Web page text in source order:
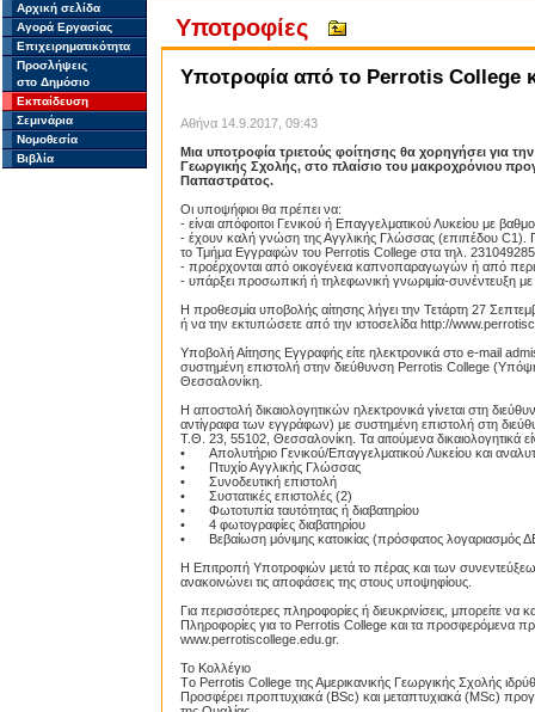
Αρχική σελίδα
Αγορά Εργασίας
Επιχειρηματικότητα
Προσλήψεις
στο Δημόσιο
Εκπαίδευση
Σεμινάρια
Νομοθεσία
Βιβλία
Υποτροφίες
Υποτροφία από το Perrotis College
Αθήνα 14.9.2017, 09:43
Mια υποτροφία τριετούς φοίτησης θα χορηγήσει για
Γεωργικής Σχολής, στο πλαίσιο του μακροχρόνιου
Παπαστράτος.
Οι υποψήφιοι θα πρέπει να:
- είναι απόφοιτοι Γενικού ή Επαγγελματικού Λυκείου με
- έχουν καλή γνώση της Αγγλικής Γλώσσας (επιπέδου C1).
το Τμήμα Εγγραφών του Perrotis College στα τηλ.
- προέρχονται από οικογένεια καπνοπαραγωγών ή από
- υπάρξει προσωπική ή τηλεφωνική γνωριμία-συνέντευξη
Η προθεσμία υποβολής αίτησης λήγει την Τετάρτη 27
ή να την εκτυπώσετε από την ιστοσελίδα http://
Υποβολή Αίτησης Εγγραφής είτε ηλεκτρονικά στο e-mail
συστημένη επιστολή στην διεύθυνση Perrotis College
Θεσσαλονίκη.
Η αποστολή δικαιολογητικών ηλεκτρονικά γίνεται στη
αντίγραφα των εγγράφων) με συστημένη επιστολή στη
T.Θ. 23, 55102, Θεσσαλονίκη. Τα αιτούμενα δικαιολογητικά
•
Απολυτήριο Γενικού/Επαγγελματικού Λυκείου και
•
Πτυχίο Αγγλικής Γλώσσας
•
Συνοδευτική επιστολή
•
Συστατικές επιστολές (2)
•
Φωτοτυπία ταυτότητας ή διαβατηρίου
•
4 φωτογραφίες διαβατηρίου
•
Βεβαίωση μόνιμης κατοικίας (πρόσφατος
Η Επιτροπή Υποτροφιών μετά το πέρας και των συνεντεύξεων
ανακοινώνει τις αποφάσεις της στους υποψηφίους.
Για περισσότερες πληροφορίες ή διευκρινίσεις, μπορείτε
Πληροφορίες για το Perrotis College και τα προσφερόμενα
www.perrotiscollege.edu.gr.
Το Κολλέγιο
Τo Perrotis College της Αμερικανικής Γεωργικής Σχολής
Προσφέρει προπτυχιακά (BSc) και μεταπτυχιακά (MSc)